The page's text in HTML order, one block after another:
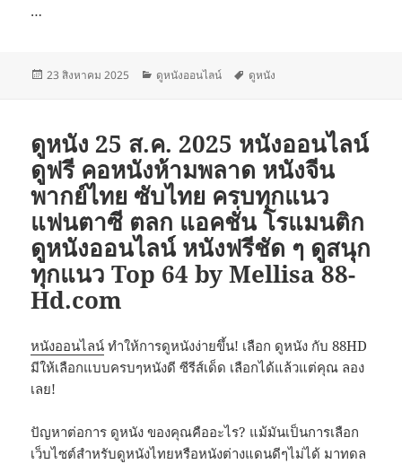
…
เขียน
23 สิงหาคม 2025
หมวด
ดูหนังออนไลน์
ป้าย
ดูหนัง
ดูหนัง 25 ส.ค. 2025 หนังออนไลน์
ดูฟรี คอหนังห้ามพลาด หนังจีน
พากย์ไทย ซับไทย ครบทุกแนว
แฟนตาซี ตลก แอคชั่น โรแมนติก
ดูหนังออนไลน์ หนังฟรีชัด ๆ ดูสนุก
ทุกแนว Top 64 by Mellisa 88-
Hd.com
หนังออนไลน์ ทำให้การดูหนังง่ายขึ้น! เลือก ดูหนัง กับ 88HD
มีให้เลือกแบบครบๆหนังดี ซีรีส์เด็ด เลือกได้แล้วแต่คุณ ลอง
เลย!
ปัญหาต่อการ ดูหนัง ของคุณคืออะไร? แม้มันเป็นการเลือก
เว็บไซต์สำหรับดูหนังไทยหรือหนังต่างแดนดีๆไม่ได้ มาทดล